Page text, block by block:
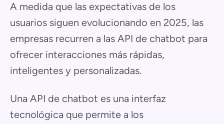
A medida que las expectativas de los
usuarios siguen evolucionando en 2025, las
empresas recurren a las API de chatbot para
ofrecer interacciones más rápidas,
inteligentes y personalizadas.
Una API de chatbot es una interfaz
tecnológica que permite a los